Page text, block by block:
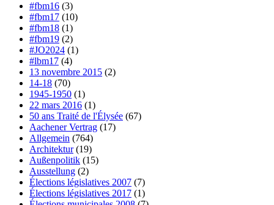
#fbm16 (3)
#fbm17 (10)
#fbm18 (1)
#fbm19 (2)
#JO2024 (1)
#lbm17 (4)
13 novembre 2015 (2)
14-18 (70)
1945-1950 (1)
22 mars 2016 (1)
50 ans Traité de l'Élysée (67)
Aachener Vertrag (17)
Allgemein (764)
Architektur(19)
Außenpolitik (15)
Ausstellung (2)
Élections législatives 2007 (7)
Élections législatives 2017 (1)